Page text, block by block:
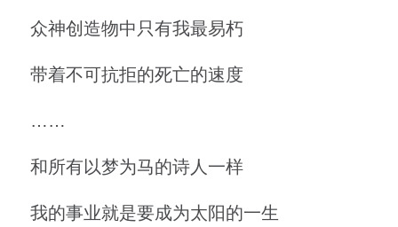
众神创造物中只有我最易朽
带着不可抗拒的死亡的速度
……
和所有以梦为马的诗人一样
我的事业就是要成为太阳的一生